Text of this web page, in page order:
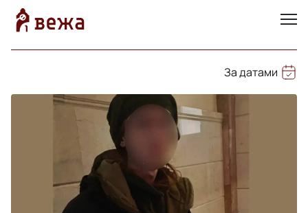
За датами